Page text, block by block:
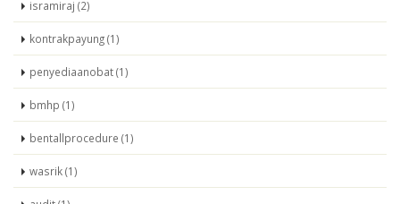
isramiraj (2)
kontrakpayung (1)
penyediaanobat (1)
bmhp (1)
bentallprocedure (1)
wasrik (1)